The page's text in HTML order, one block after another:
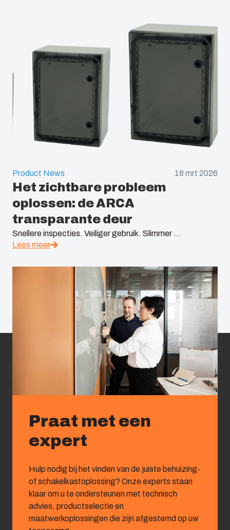
Product News 18 mrt 2026
Het zichtbare probleem
oplossen: de ARCA
transparante deur
Snellere inspecties. Veiliger gebruik. Slimmer ...
Lees meer
Praat met een
expert
Hulp nodig bij het vinden van de juiste behuizing-
of schakelkastoplossing? Onze experts staan
klaar om u te ondersteunen met technisch
advies, productselectie en
maatwerkoplossingen die zijn afgestemd op uw